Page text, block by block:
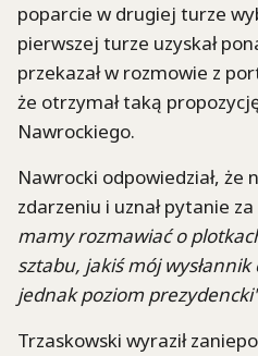
poparcie w drugiej turze
pierwszej turze uzyskał
przekazał w rozmowie z
że otrzymał taką
Nawrockiego.
Nawrocki odpowiedział,
zdarzeniu i uznał pytanie
mamy rozmawiać o
sztabu, jakiś mój wysłannik
jednak poziom
Trzaskowski wyraził